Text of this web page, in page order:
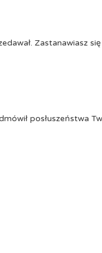
Zastanawiasz
posłuszeństwa